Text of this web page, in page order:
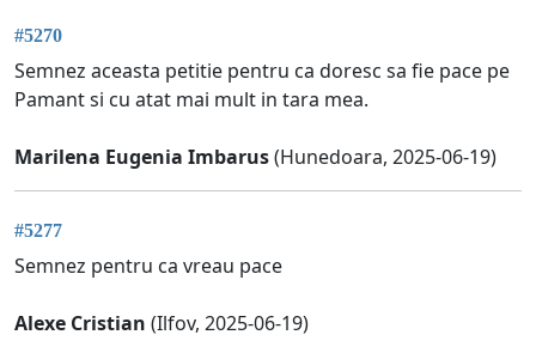
#5270
Semnez aceasta petitie pentru ca doresc sa fie pace pe
Pamant si cu atat mai mult in tara mea.
Marilena Eugenia Imbarus(Hunedoara, 2025-06-19)
#5277
Semnez pentru ca vreau pace
Alexe Cristian (Ilfov, 2025-06-19)